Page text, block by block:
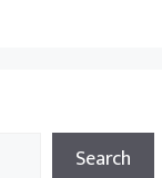
Search